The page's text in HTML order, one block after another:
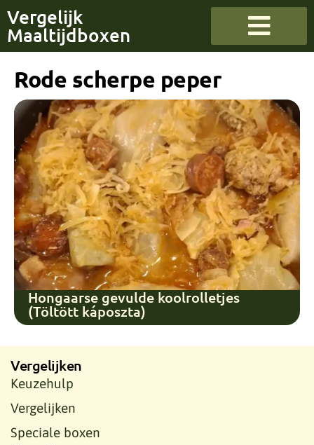
Vergelijk
Maaltijdboxen
Rode scherpe peper
Hongaarse gevulde koolrolletjes
(Töltött káposzta)
Vergelijken
Keuzehulp
Vergelijken
Speciale boxen